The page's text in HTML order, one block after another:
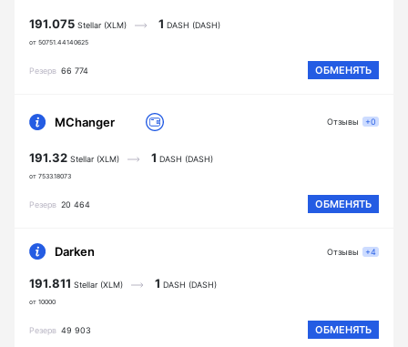
191.075 Stellar (XLM)
от 50751.44140625
1 DASH (DASH)
Резерв 66 774 ОБМЕНЯТЬ
MChanger
191.32 Stellar (XLM)
от 7533.18073
1 DASH (DASH)
Резерв 20 464 ОБМЕНЯТЬ
Отзывы +0
Darken
191.811 Stellar (XLM)
от 10000
1 DASH (DASH)
Резерв 49 903 ОБМЕНЯТЬ
Отзывы +4